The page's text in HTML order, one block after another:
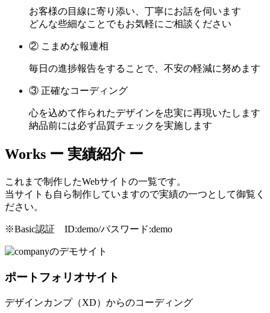
お客様の目線に寄り添い、丁寧にお話を伺います
どんな些細なことでもお気軽にご相談ください
② こまめな報連相
毎日の進捗報告をすることで、不安の軽減に努めます
③ 正確なコーディング
心を込めて作られたデザインを忠実に再現いたします
納品前には必ず品質チェックを実施します
Works ー 実績紹介 ー
これまで制作したWebサイトの一覧です。
当サイトも自ら制作していますので実績の一つとして御覧く
ださい。
※Basic認証 ID:demo/パスワード:demo
ポートフォリオサイト
デザインカンプ（XD）からのコーディング